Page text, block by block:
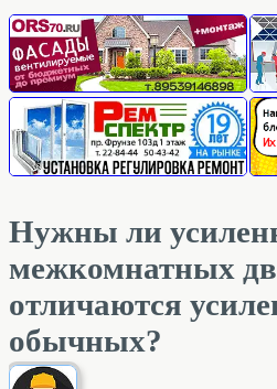
Нужны ли
межкомнатных
отличаются
обычных?